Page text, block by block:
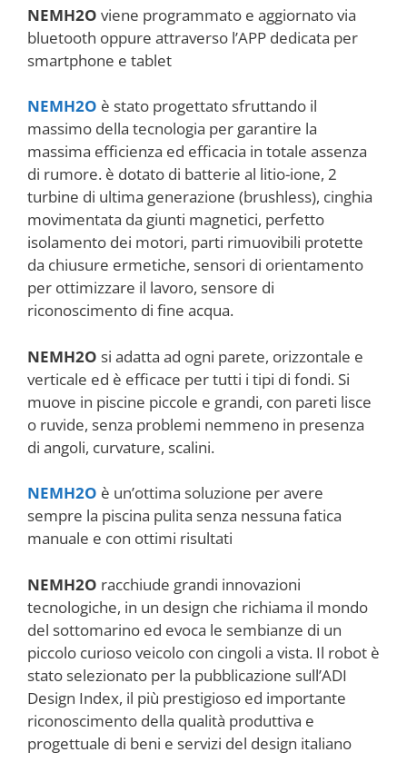
NEMH2O viene programmato e aggiornato via
bluetooth oppure attraverso l’APP dedicata per
smartphone e tablet
NEMH2O è stato progettato sfruttando il
massimo della tecnologia per garantire la
massima efficienza ed efficacia in totale assenza
di rumore. è dotato di batterie al litio-ione, 2
turbine di ultima generazione (brushless), cinghia
movimentata da giunti magnetici, perfetto
isolamento dei motori, parti rimuovibili protette
da chiusure ermetiche, sensori di orientamento
per ottimizzare il lavoro, sensore di
riconoscimento di fine acqua.
NEMH2O si adatta ad ogni parete, orizzontale e
verticale ed è efficace per tutti i tipi di fondi. Si
muove in piscine piccole e grandi, con pareti lisce
o ruvide, senza problemi nemmeno in presenza
di angoli, curvature, scalini.
NEMH2O è un’ottima soluzione per avere
sempre la piscina pulita senza nessuna fatica
manuale e con ottimi risultati
NEMH2O racchiude grandi innovazioni
tecnologiche, in un design che richiama il mondo
del sottomarino ed evoca le sembianze di un
piccolo curioso veicolo con cingoli a vista. Il robot è
stato selezionato per la pubblicazione sull’ADI
Design Index, il più prestigioso ed importante
riconoscimento della qualità produttiva e
progettuale di beni e servizi del design italiano